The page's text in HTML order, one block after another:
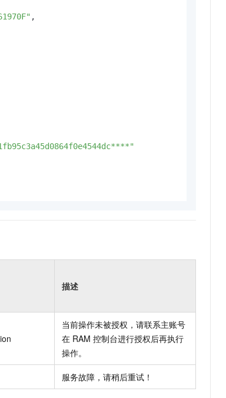
,
描述
当前操作未被授权，请联系主账号
在 RAM 控制台进行授权后再执行
操作。
服务故障，请稍后重试！